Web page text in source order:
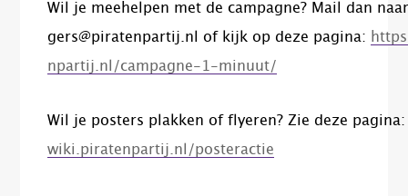
Wil je meehelpen met de campagne? Mail dan
gers@piratenpartij.nl of kijk op deze pagina:
npartij.nl/campagne-1-minuut/
Wil je posters plakken of flyeren? Zie deze
wiki.piratenpartij.nl/posteractie